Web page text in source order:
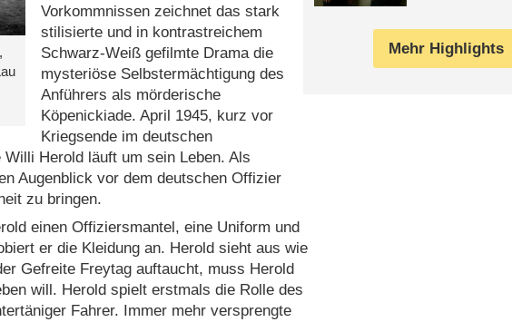
Vorkommnissen zeichnet das stark
stilisierte und in kontrastreichem
Schwarz-Weiß gefilmte Drama die
mysteriöse Selbstermächtigung des
Anführers als mörderische
Köpenickiade. April 1945, kurz vor
Kriegsende im deutschen
Herold läuft um sein Leben. Als
Augenblick vor dem deutschen Offizier
zu bringen.
einen Offiziersmantel, eine Uniform und
er die Kleidung an. Herold sieht aus wie
Gefreite Freytag auftaucht, muss Herold
will. Herold spielt erstmals die Rolle des
Fahrer. Immer mehr versprengte
Mehr Highlights